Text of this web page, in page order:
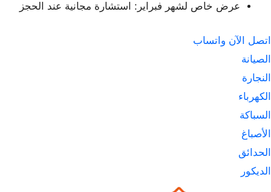
عرض خاص لشهر فبراير: استشارة مجانية عند الحجز
اتصل الآن واتساب
الصيانة
النجارة
الكهرباء
السباكة
الأصباغ
الحدائق
الديكور